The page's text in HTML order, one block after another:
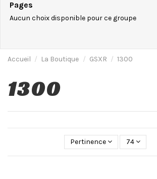
Pages
Aucun choix disponible pour ce groupe
Accueil La Boutique GSXR 1300
1300
Pertinence 74